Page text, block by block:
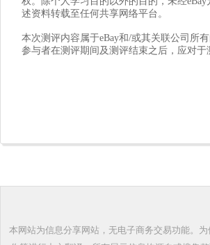
述资料转载至任何共享网络平台。
本次测评内容属于eBay和/或其关联公司所
参与者在测评期间及测评结束之后，应对
本网站为信息分享网站，无电子商务交易功能。